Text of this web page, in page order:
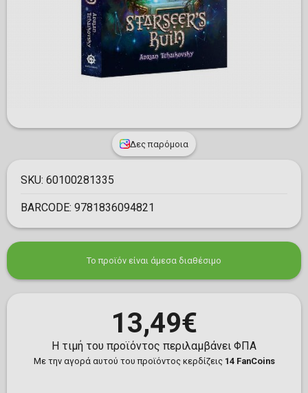
Δες παρόμοια
SKU: 60100281335
BARCODE: 9781836094821
Το προϊόν είναι άμεσα διαθέσιμο
13,49€
Η τιμή του προϊόντος περιλαμβάνει ΦΠΑ
Με την αγορά αυτού του προϊόντος κερδίζεις 14 FanCoins